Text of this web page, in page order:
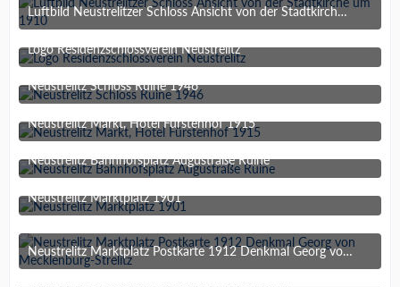
Luftbild Neustrelitzer Schloss Ansicht von der Stadtkirche um 1910
3. Dezember 2018 um 23:07
Logo Residenzschlossverein Neustrelitz
3. Dezember 2018 um 23:07
Neustrelitz Schloss Ruine 1946
3. Dezember 2018 um 23:07
Neustrelitz Markt, Hotel Fürstenhof 1915
3. Dezember 2018 um 22:56
Neustrelitz Bahnhofsplatz Augustraße Ruine
3. Dezember 2018 um 22:56
Neustrelitz Marktplatz 1901
3. Dezember 2018 um 22:56
Neustrelitz Marktplatz Postkarte 1912 Denkmal Georg von Mecklenburg-Strelitz
3. Dezember 2018 um 22:56